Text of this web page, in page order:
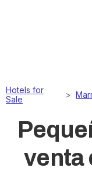
Hotels for
Sale
>
venta